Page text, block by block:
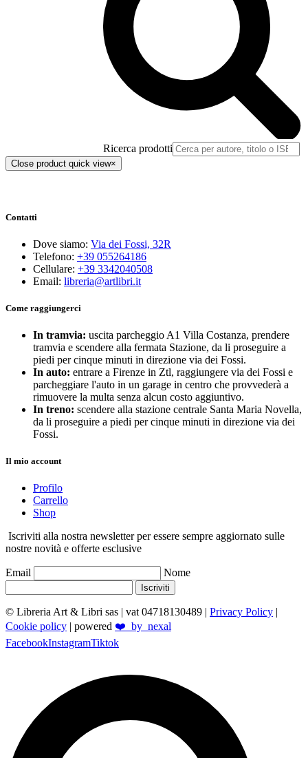
Ricerca prodotti
Close product quick view×
Contatti
Dove siamo: Via dei Fossi, 32R
Telefono: +39 055264186
Cellulare: +39 3342040508
Email: libreria@artlibri.it
Come raggiungerci
In tramvia: uscita parcheggio A1 Villa Costanza, prendere
tramvia e scendere alla fermata Stazione, da li proseguire a
piedi per cinque minuti in direzione via dei Fossi.
In auto: entrare a Firenze in Ztl, raggiungere via dei Fossi e
parcheggiare l'auto in un garage in centro che provvederà a
rimuovere la multa senza alcun costo aggiuntivo.
In treno: scendere alla stazione centrale Santa Maria Novella,
da li proseguire a piedi per cinque minuti in direzione via dei
Fossi.
Il mio account
Profilo
Carrello
Shop
Iscriviti alla nostra newsletter per essere sempre aggiornato sulle
nostre novità e offerte esclusive
Email Nome
Iscriviti
© Libreria Art & Libri sas | vat 04718130489 | Privacy Policy
Cookie policy | powered ❤️_by_nexal
FacebookInstagramTiktok